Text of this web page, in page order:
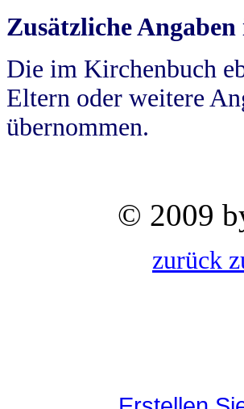
Zusätzliche
Die im Kirchenbuch
Eltern oder weitere
übernommen.
© 2009
zurück